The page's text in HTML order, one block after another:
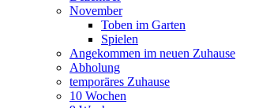
November
Toben im Garten
Spielen
Angekommen im neuen Zuhause
Abholung
temporäres Zuhause
10 Wochen